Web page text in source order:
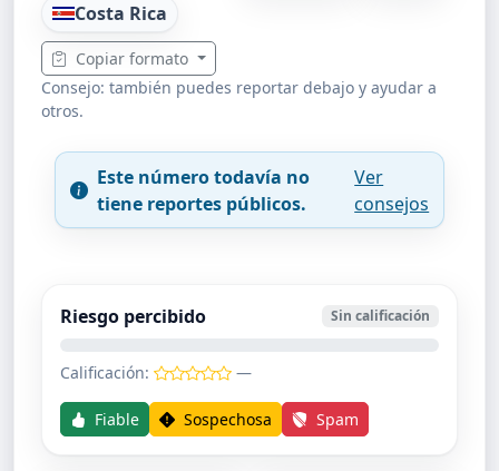
Costa Rica
Copiar formato
Consejo: también puedes reportar debajo y ayudar a
otros.
Este número todavía no
tiene reportes públicos.
Ver
consejos
Riesgo percibido Sin calificación
Calificación: —
Fiable Sospechosa Spam